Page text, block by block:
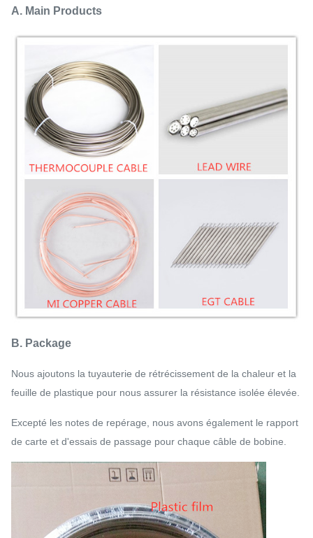
A. Main Products
B. Package
Nous ajoutons la tuyauterie de rétrécissement de la chaleur et la
feuille de plastique pour nous assurer la résistance isolée élevée.
Excepté les notes de repérage, nous avons également le rapport
de carte et d'essais de passage pour chaque câble de bobine.